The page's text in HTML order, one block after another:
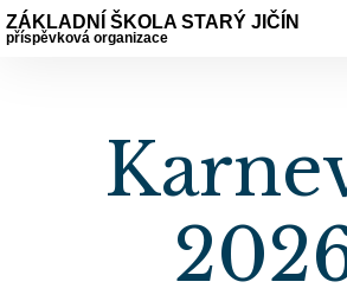
ZÁKLADNÍ ŠKOLA STARÝ JIČÍN
příspěvková organizace